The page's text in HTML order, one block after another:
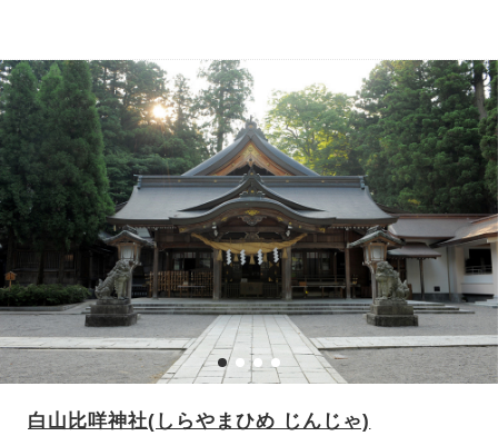
白山比咩神社(しらやまひめ じんじゃ)